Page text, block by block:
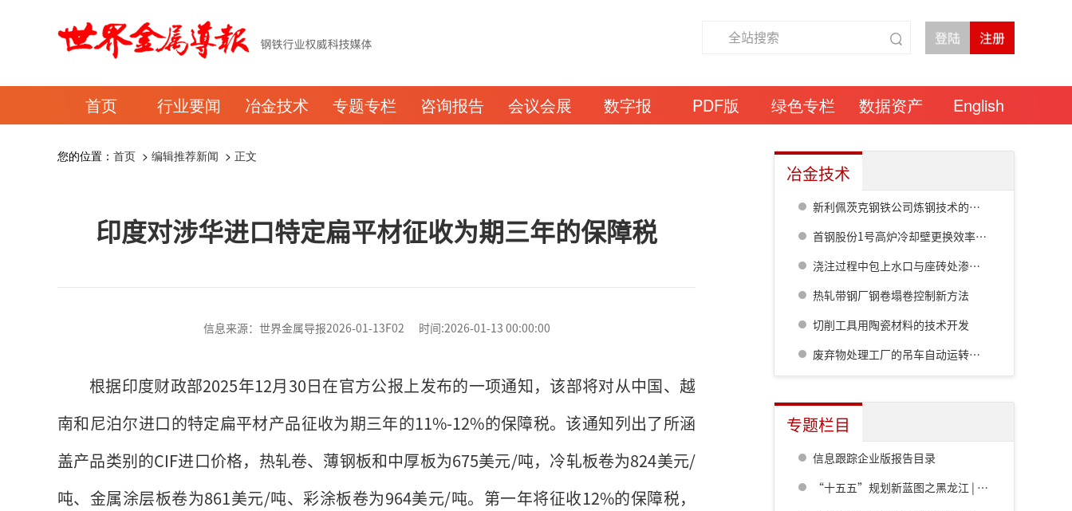
首页 行业要闻 冶金技术 专题专栏 咨询报告 会议会展 数字报 PDF版 绿色专栏 数据资产 English
您的位置： 首页 > 编辑推荐新闻 > 正文
印度对涉华进口特定扁平材征收为期三年的保障税
信息来源：世界金属导报2026-01-13F02 时间:2026-01-13 00:00:00
根据印度财政部2025年12月30日在官方公报上发布的一项通知，该部将对从中国、越
南和尼泊尔进口的特定扁平材产品征收为期三年的11%-12%的保障税。该通知列出了所涵
盖产品类别的CIF进口价格，热轧卷、薄钢板和中厚板为675美元/吨，冷轧板卷为824美元/
吨、金属涂层板卷为861美元/吨、彩涂板卷为964美元/吨。第一年将征收12%的保障税，
冶金技术
新利佩茨克钢铁公司炼钢技术的进步与成果
首钢股份1号高炉冷却壁更换效率提升的集成化创新方案设计与验证
浇注过程中包上水口与座砖处渗钢的原因分析
热轧带钢厂钢卷塌卷控制新方法
切削工具用陶瓷材料的技术开发
废弃物处理工厂的吊车自动运转技术
专题栏目
信息跟踪企业版报告目录
“十五五”规划新蓝图之黑龙江 | 中共黑龙江省委关于制定国民经济和社会发展第十五个五年规划的建议